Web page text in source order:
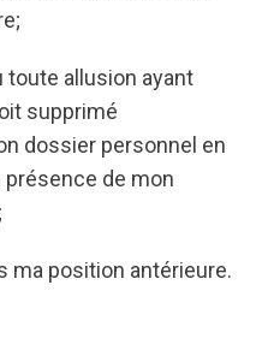
toute allusion ayant
supprimé
dossier personnel en
de mon
ma position antérieure.